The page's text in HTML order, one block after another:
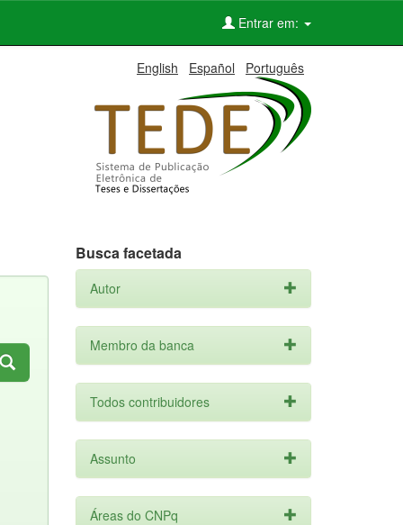
Entrar em:
English Español Português
Busca facetada
Autor
Membro da banca
Todos contribuidores
Assunto
Áreas do CNPq